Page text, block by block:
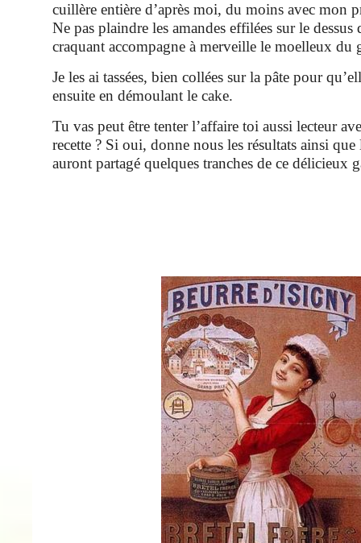
cuillère entière d’après moi, du moins avec mon
Ne pas plaindre les amandes effilées sur le dessus
craquant accompagne à merveille le moelleux du
Je les ai tassées, bien collées sur la pâte pour
ensuite en démoulant le cake.
Tu vas peut être tenter l’affaire toi aussi lecteur
recette ? Si oui, donne nous les résultats ainsi
auront partagé quelques tranches de ce délicieux